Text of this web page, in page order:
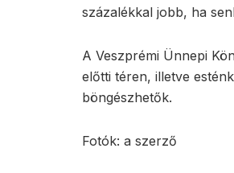
százalékkal jobb, ha
A Veszprémi Ünnepi
előtti téren, illetve
böngészhetők.
Fotók: a szerző